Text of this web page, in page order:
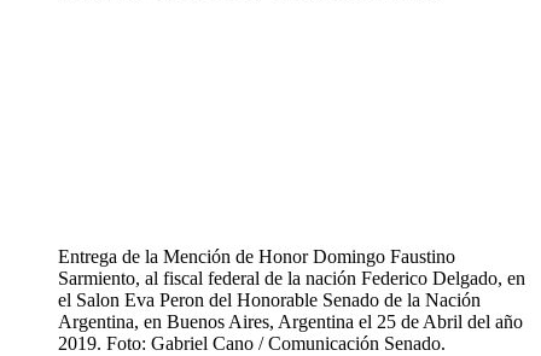
Entrega de la Mención de Honor Domingo Faustino
Sarmiento, al fiscal federal de la nación Federico Delgado, en
el Salon Eva Peron del Honorable Senado de la Nación
Argentina, en Buenos Aires, Argentina el 25 de Abril del año
2019. Foto: Gabriel Cano / Comunicación Senado.